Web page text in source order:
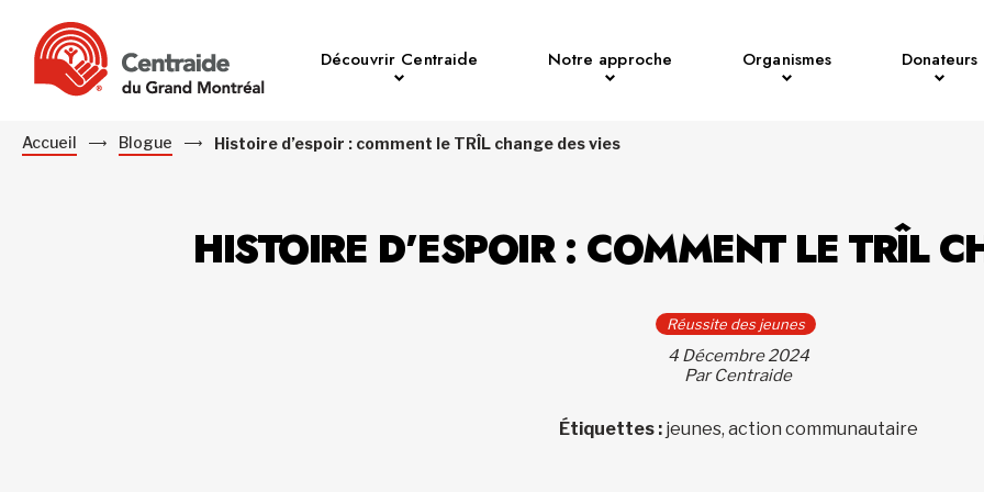
Découvrir Centraide Notre approche Organismes Donateurs
Accueil Blogue Histoire d’espoir : comment le TRÎL change des vies
HISTOIRE D’ESPOIR : COMMENT LE TRÎL
Réussite des jeunes
4 Décembre 2024
Par Centraide
Étiquettes : jeunes, action communautaire